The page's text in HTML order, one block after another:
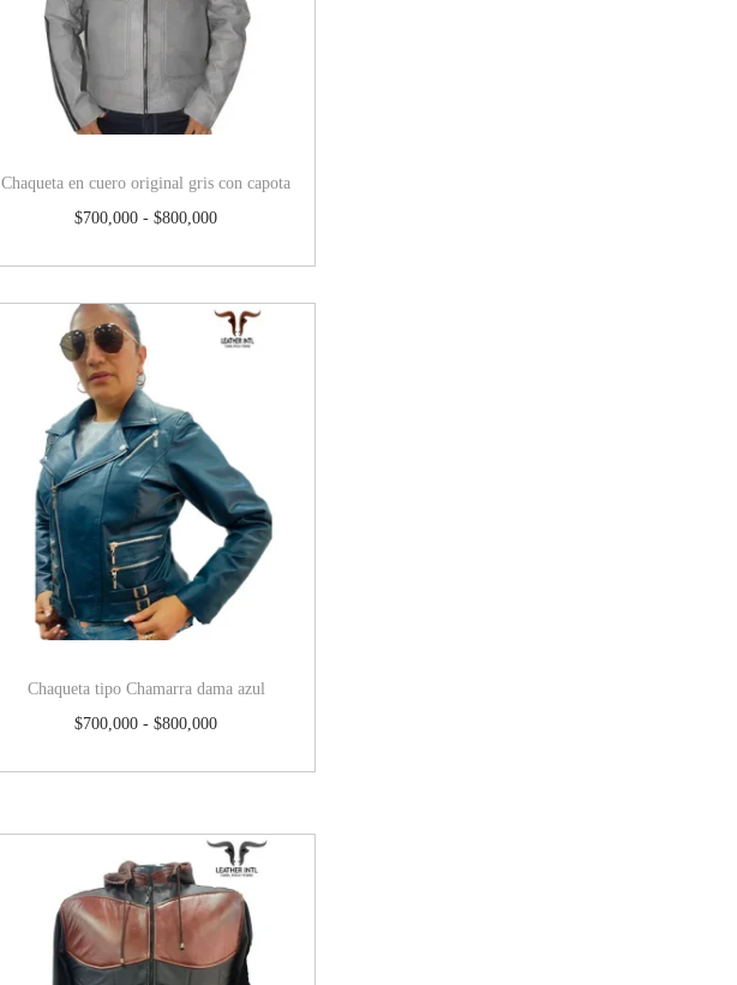
Chaqueta en cuero original gris con capota
$700,000 - $800,000
Chaqueta tipo Chamarra dama azul
$700,000 - $800,000